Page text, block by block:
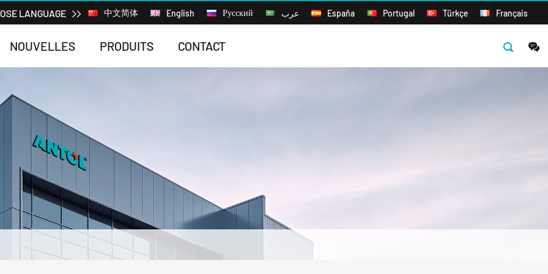
LANGUAGE 中文简体 English Русский عرب España Portugal Türkçe Français
NOUVELLES PRODUITS CONTACT